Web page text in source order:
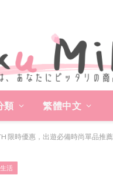
類 繁體中文
限時優惠，出遊必備時尚單品推薦
活